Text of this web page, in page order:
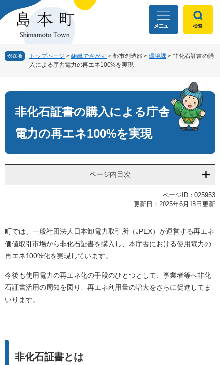
ー
ニ
本
現在地 トップページ > 組織でさがす > 都市創造部 > 環境課 > 非化石証書の購
入による庁舎電力の再エネ100%を実現
文
非化石証書の購入による庁舎
電力の再エネ100%を実現
ページ内目次
ページID：025953
更新日：2025年6月18日更新
町では、一般社団法人日本卸電力取引所（JPEX）が運営する再エネ
価値取引市場から非化石証書を購入し、本庁舎における使用電力の
再エネ100%化を実現しています。
今後も使用電力の再エネ化の手段のひとつとして、事業者等へ非化
石証書活用の周知を図り、再エネ利用量の増大をさらに促進してま
いります。
非化石証書とは